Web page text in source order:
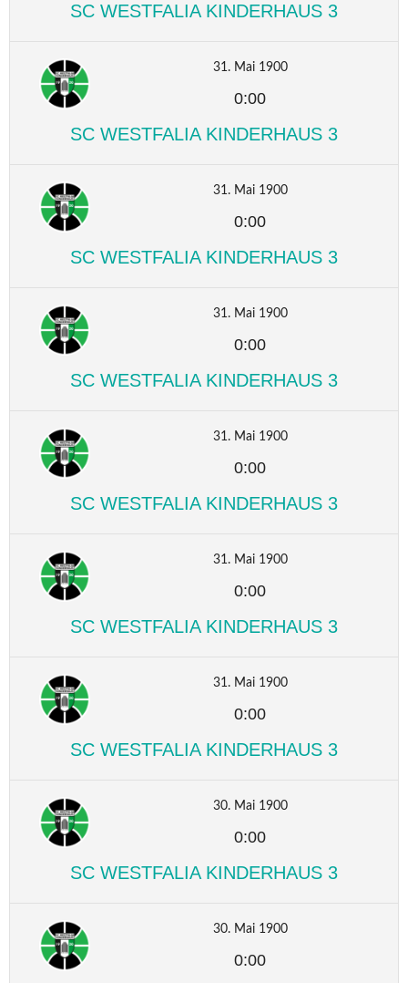
SC WESTFALIA KINDERHAUS 3
31. Mai 1900
0:00
SC WESTFALIA KINDERHAUS 3
31. Mai 1900
0:00
SC WESTFALIA KINDERHAUS 3
31. Mai 1900
0:00
SC WESTFALIA KINDERHAUS 3
31. Mai 1900
0:00
SC WESTFALIA KINDERHAUS 3
31. Mai 1900
0:00
SC WESTFALIA KINDERHAUS 3
31. Mai 1900
0:00
SC WESTFALIA KINDERHAUS 3
30. Mai 1900
0:00
SC WESTFALIA KINDERHAUS 3
30. Mai 1900
0:00